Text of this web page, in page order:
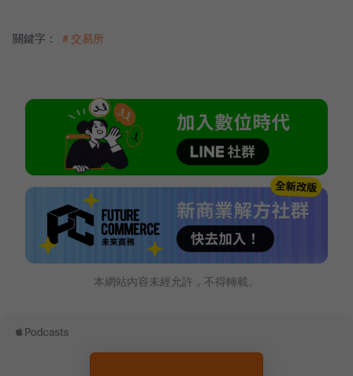
關鍵字： ＃交易所
本網站內容未經允許，不得轉載。